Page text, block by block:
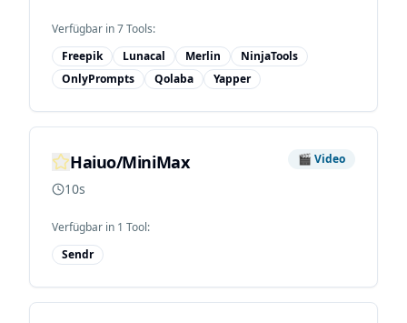
Verfügbar in7Tools:
Freepik
Lunacal Merlin
NinjaTools
OnlyPrompts
Qolaba Yapper
Haiuo/MiniMax 🎬 Video
10s
Verfügbar in 1 Tool:
Sendr